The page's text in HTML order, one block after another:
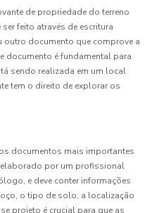
de propriedade do terreno
feito através de escritura
documento que comprove a
documento é fundamental para
sendo realizada em um local
tem o direito de explorar os
documentos mais importantes
por um profissional
e deve conter informações
o tipo de solo, a localização
projeto é crucial para que as